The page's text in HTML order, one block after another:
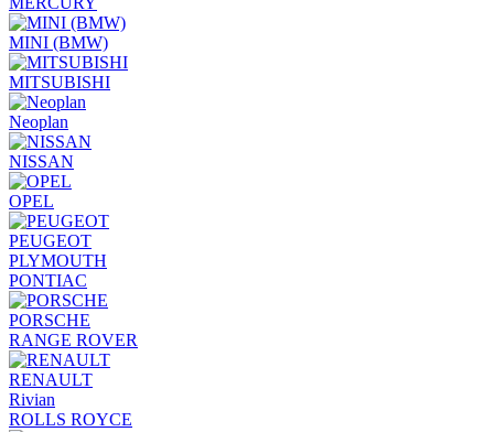
MINI (BMW)
MITSUBISHI
Neoplan
NISSAN
OPEL
PEUGEOT
PLYMOUTH
PONTIAC
PORSCHE
RANGE ROVER
RENAULT
Rivian
ROLLS ROYCE